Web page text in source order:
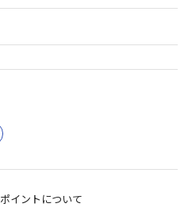
ポイントについて